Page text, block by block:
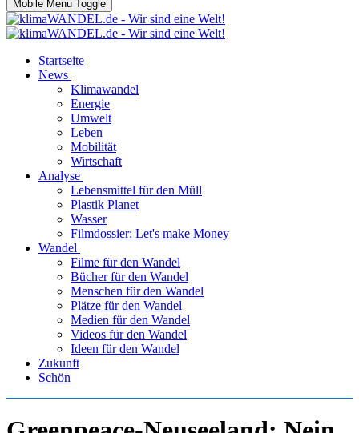
Mobile Menu Toggle
Startseite
News
Klimawandel
Energie
Umwelt
Leben
Mobilität
Wirtschaft
Analyse
Lebensmittel für den Müll
Plastik Planet
Wasser
Filmdossier: Let's make Money
Wandel
Filme für den Wandel
Bücher für den Wandel
Menschen für den Wandel
Plätze für den Wandel
Medien für den Wandel
Videos für den Wandel
Ideen für den Wandel
Zukunft
Schön